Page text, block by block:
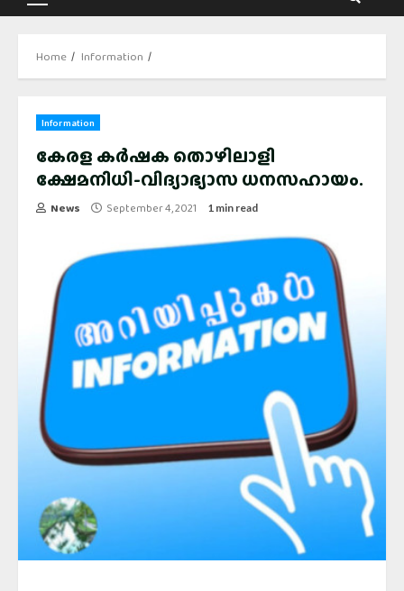
Primary
Home Information
Information
കേരള കര്‍ഷക തൊഴിലാളി
ക്ഷേമനിധി-വിദ്യാഭ്യാസ ധനസഹായം.
News September 4, 2021 1 min read